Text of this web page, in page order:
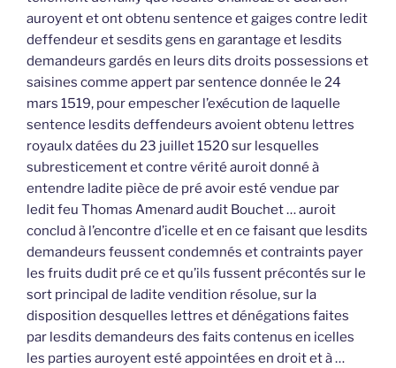
auroyent et ont obtenu sentence et gaiges contre ledit
deffendeur et sesdits gens en garantage et lesdits
demandeurs gardés en leurs dits droits possessions et
saisines comme appert par sentence donnée le 24
mars 1519, pour empescher l’exécution de laquelle
sentence lesdits deffendeurs avoient obtenu lettres
royaulx datées du 23 juillet 1520 sur lesquelles
subresticement et contre vérité auroit donné à
entendre ladite pièce de pré avoir esté vendue par
ledit feu Thomas Amenard audit Bouchet … auroit
conclud à l’encontre d’icelle et en ce faisant que lesdits
demandeurs feussent condemnés et contraints payer
les fruits dudit pré ce et qu’ils fussent précontés sur le
sort principal de ladite vendition résolue, sur la
disposition desquelles lettres et dénégations faites
par lesdits demandeurs des faits contenus en icelles
les parties auroyent esté appointées en droit et à …